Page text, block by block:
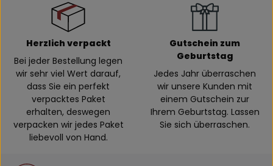
Herzlich verpackt
Bei jeder Bestellung legen
wir sehr viel Wert darauf,
dass Sie ein perfekt
verpacktes Paket
erhalten, deswegen
verpacken wir jedes Paket
liebevoll von Hand.
Gutschein zum
Geburtstag
Jedes Jahr überraschen
wir unsere Kunden mit
einem Gutschein zur
Ihrem Geburtstag. Lassen
Sie sich überraschen.